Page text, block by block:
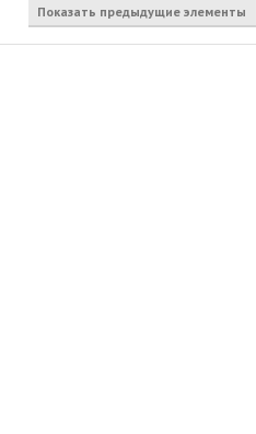
Показать предыдущие элементы